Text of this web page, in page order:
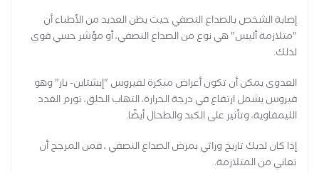
إصابة الشخص بالصداع النصفي حيث يظن العديد من الأطباء أن
"متلازمة أليس" هي نوع من الصداع النصفي، أو مؤشر حسي قوي
لذلك.
العدوى يمكن أن تكون أعراض مبكرة لفيروس "إبشتاين- بار" وهو
فيروس يشمل ارتفاع في درجة الحرارة، التهاب الحلق، تورم الغدد
الليمفاوية، وتأثير على الكبد والطحال أيضًا.
إذا كان لديك تاريخ وراثي بمرض الصداع النصفي ، فمن المرجح أن
تعاني من المتلازمة.